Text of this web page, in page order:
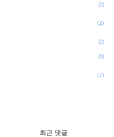
(2)
(2)
(2)
(0)
(7)
최근 댓글